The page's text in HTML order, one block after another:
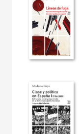
Historiografía,
VER TODAS... (15)
Biblioteca clásica de
Biblioteca Eduardo
Ciencias Sociales